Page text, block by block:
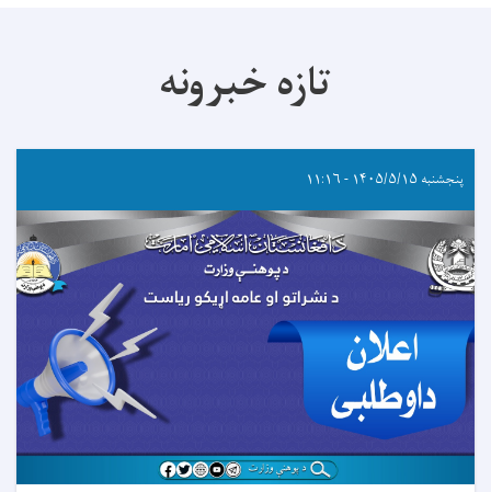
تازه خبرونه
پنجشنبه ۱۴۰۵/۵/۱۵ - ۱۱:۱۶